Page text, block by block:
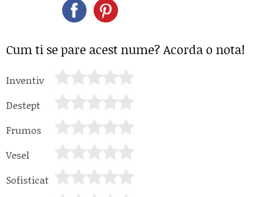
Cum ti se pare acest nume? Acorda o nota!
Inventiv
Destept
Frumos
Vesel
Sofisticat